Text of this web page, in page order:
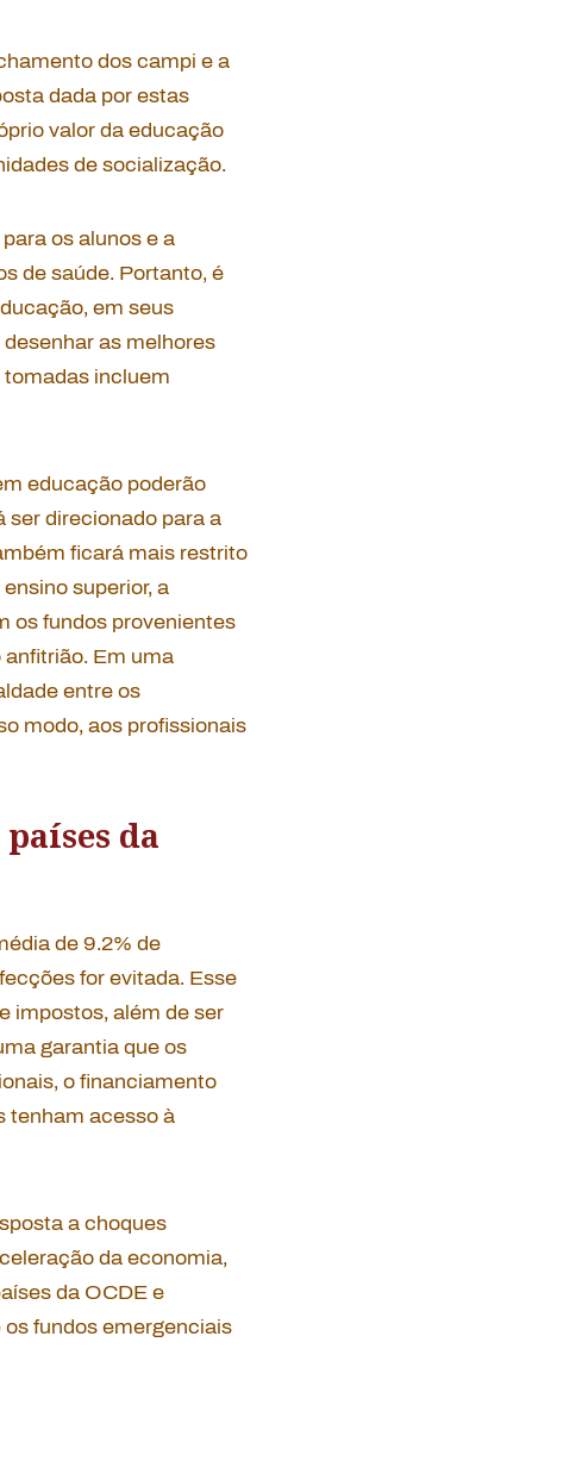
dos campi e a
dada por estas
valor da educação
de socialização.
os alunos e a
de saúde. Portanto, é
em seus
as melhores
tomadas incluem
educação poderão
ser direcionado para a
ficará mais restrito
superior, a
os fundos provenientes
Em uma
entre os
modo, aos profissionais
da
de 9.2% de
for evitada. Esse
impostos, além de ser
garantia que os
o financiamento
tenham acesso à
a choques
da economia,
da OCDE e
fundos emergenciais